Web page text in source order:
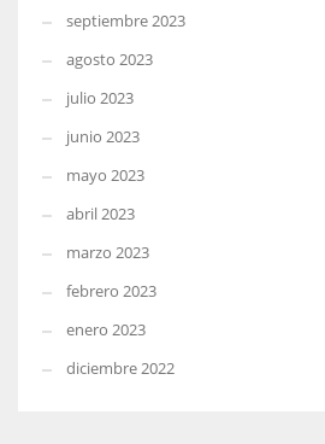
septiembre 2023
agosto 2023
julio 2023
junio 2023
mayo 2023
abril 2023
marzo 2023
febrero 2023
enero 2023
diciembre 2022